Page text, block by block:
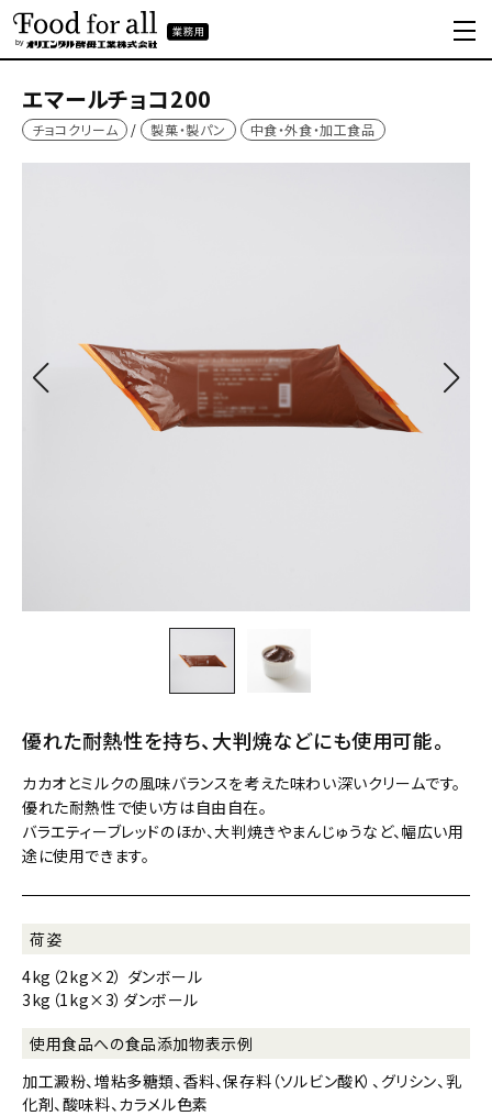
エマールチョコ200
チョコクリーム 製菓・製パン 中食・外食・加工食品
優れた耐熱性を持ち、大判焼などにも使用可能。
カカオとミルクの風味バランスを考えた味わい深いクリームです。
優れた耐熱性で使い方は自由自在。
バラエティーブレッドのほか、大判焼きやまんじゅうなど、幅広い用
途に使用できます。
荷姿
4kg（2kg×2） ダンボール
3kg（1kg×3）ダンボール
使用食品への食品添加物表示例
加工澱粉、増粘多糖類、香料、保存料（ソルビン酸K）、グリシン、乳
化剤、酸味料、カラメル色素